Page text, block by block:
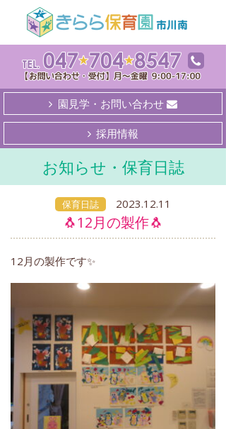
園見学・お問い合わせ
採用情報
お知らせ・保育日誌
保育日誌 2023.12.11
🐧12月の製作🐧
12月の製作です✨